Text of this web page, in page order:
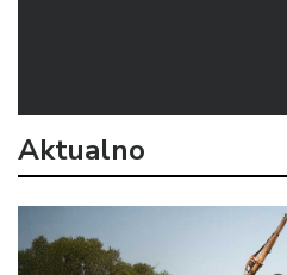
Aktualno